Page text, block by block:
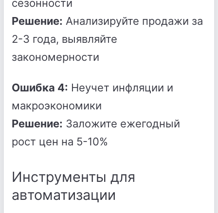
сезонности
Решение: Анализируйте продажи за
2-3 года, выявляйте
закономерности
Ошибка 4: Неучет инфляции и
макроэкономики
Решение: Заложите ежегодный
рост цен на 5-10%
Инструменты для
автоматизации